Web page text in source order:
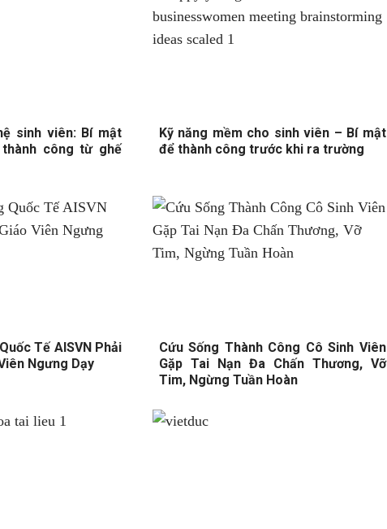
sinh viên: Bí mật
công từ ghế
Kỹ năng mềm cho sinh viên – Bí mật
để thành công trước khi ra trường
Tế AISVN Phải
Ngưng Dạy
Cứu Sống Thành Công Cô Sinh Viên
Gặp Tai Nạn Đa Chấn Thương, Vỡ
Tim, Ngừng Tuần Hoàn